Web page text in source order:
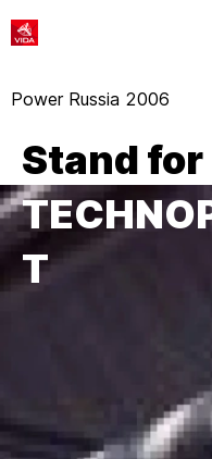
Power Russia 2006
Stand for
T